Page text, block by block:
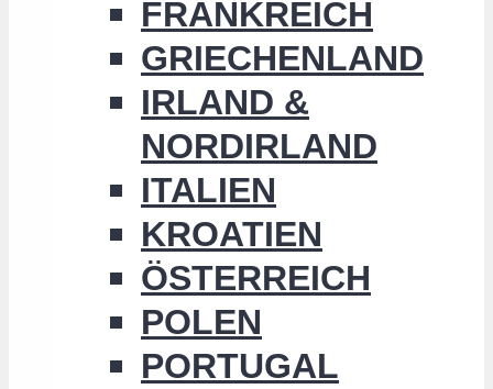
FRANKREICH
GRIECHENLAND
IRLAND &
NORDIRLAND
ITALIEN
KROATIEN
ÖSTERREICH
POLEN
PORTUGAL